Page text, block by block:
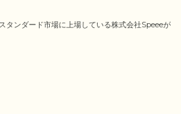
タンダード市場に上場している株式会社Speeeが